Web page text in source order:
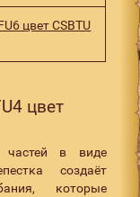
цвет CSBTU
цвет
частей в виде
создаёт
которые